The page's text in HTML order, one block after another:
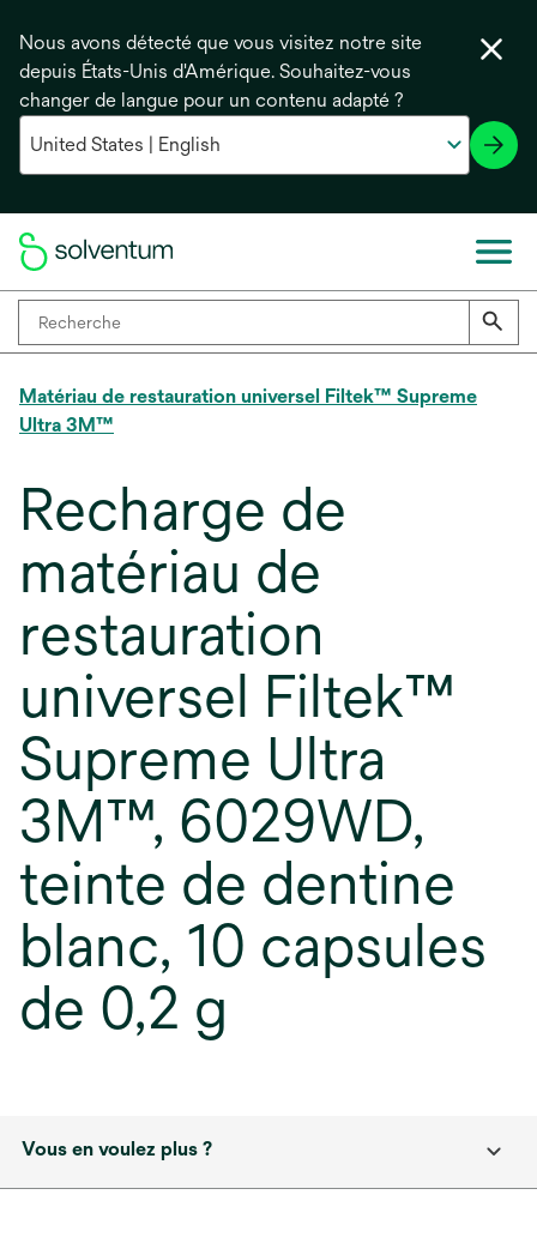
Nous avons détecté que vous visitez notre site
depuis États-Unis d'Amérique. Souhaitez-vous
changer de langue pour un contenu adapté ?
Matériau de restauration universel Filtek™ Supreme
Ultra 3M™
Recharge de
matériau de
restauration
universel Filtek™
Supreme Ultra
3M™, 6029WD,
teinte de dentine
blanc, 10 capsules
de 0,2 g
Vous en voulez plus ?